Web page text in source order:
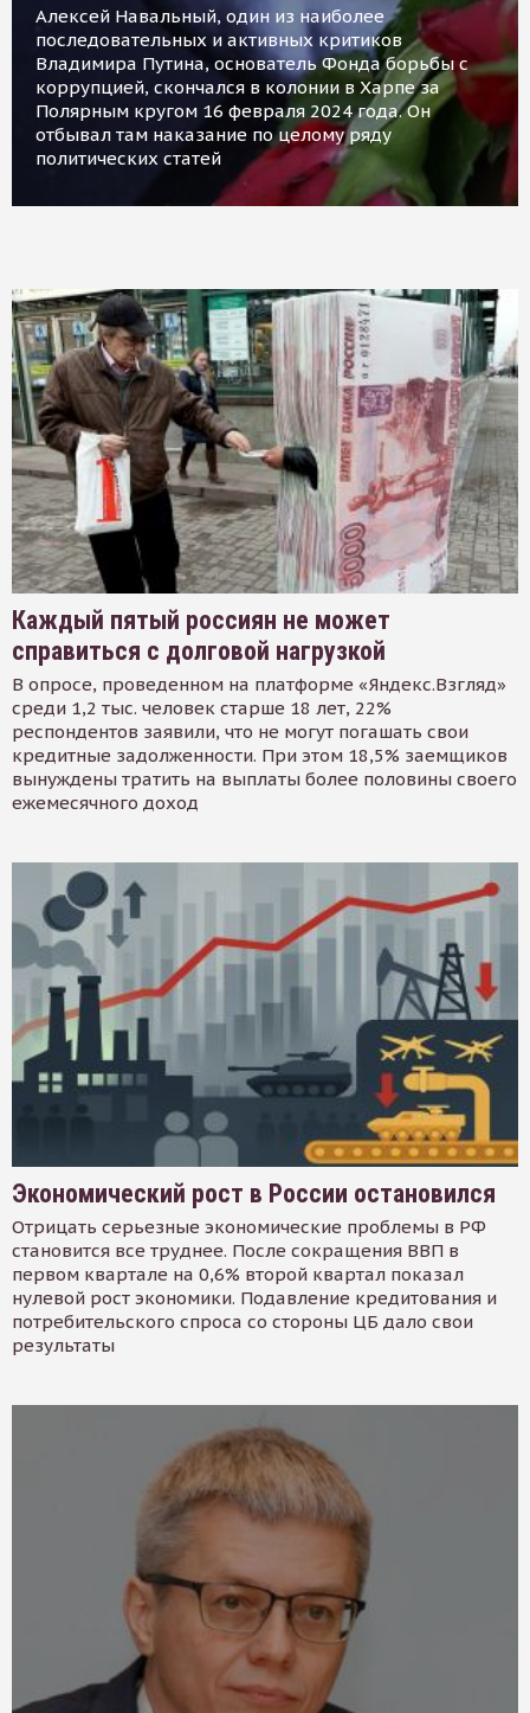
Алексей Навальный, один из наиболее
последовательных и активных критиков
Владимира Путина, основатель Фонда борьбы с
коррупцией, скончался в колонии в Харпе за
Полярным кругом 16 февраля 2024 года. Он
отбывал там наказание по целому ряду
политических статей
Каждый пятый россиян не может
справиться с долговой нагрузкой
В опросе, проведенном на платформе «Яндекс.Взгляд»
среди 1,2 тыс. человек старше 18 лет, 22%
респондентов заявили, что не могут погашать свои
кредитные задолженности. При этом 18,5% заемщиков
вынуждены тратить на выплаты более половины своего
ежемесячного доход
Экономический рост в России остановился
Отрицать серьезные экономические проблемы в РФ
становится все труднее. После сокращения ВВП в
первом квартале на 0,6% второй квартал показал
нулевой рост экономики. Подавление кредитования и
потребительского спроса со стороны ЦБ дало свои
результаты